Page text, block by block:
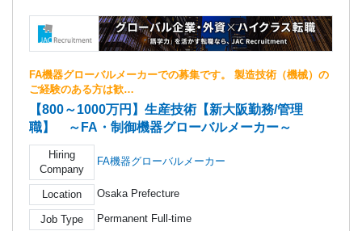
FA機器グローバルメーカーでの募集です。 製造技術（機械）の
ご経験のある方は歓…
【800～1000万円】生産技術【新大阪勤務/管理
職】 ～FA・制御機器グローバルメーカー～
Hiring
Company
FA機器グローバルメーカー
Location Osaka Prefecture
Job Type Permanent Full-time